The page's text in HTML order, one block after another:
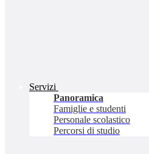
Servizi
Panoramica
Famiglie e studenti
Personale scolastico
Percorsi di studio